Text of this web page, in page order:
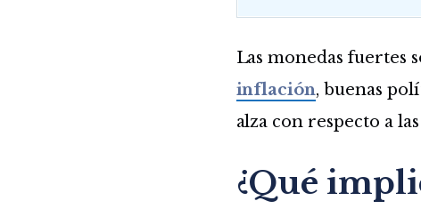
Las monedas fuertes
inflación, buenas
alza con respecto a
¿Qué